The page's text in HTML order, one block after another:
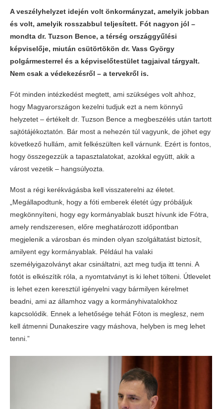
A veszélyhelyzet idején volt önkormányzat, amelyik jobban
és volt, amelyik rosszabbul teljesített. Fót nagyon jól –
mondta dr. Tuzson Bence, a térség országgyűlési
képviselője, miután csütörtökön dr. Vass György
polgármesterrel és a képviselőtestület tagjaival tárgyalt.
Nem csak a védekezésről – a tervekről is.
Fót minden intézkedést megtett, ami szükséges volt ahhoz,
hogy Magyarországon kezelni tudjuk ezt a nem könnyű
helyzetet – értékelt dr. Tuzson Bence a megbeszélés után tartott
sajtótájékoztatón. Bár most a nehezén túl vagyunk, de jöhet egy
következő hullám, amit felkészülten kell várnunk. Ezért is fontos,
hogy összegezzük a tapasztalatokat, azokkal együtt, akik a
várost vezetik – hangsúlyozta.
Most a régi kerékvágásba kell visszaterelni az életet.
„Megállapodtunk, hogy a fóti emberek életét úgy próbáljuk
megkönnyíteni, hogy egy kormányablak buszt hívunk ide Fótra,
amely rendszeresen, előre meghatározott időpontban
megjelenik a városban és minden olyan szolgáltatást biztosít,
amilyent egy kormányablak. Például ha valaki
személyigazolványt akar csináltatni, azt meg tudja itt tenni. A
fotót is elkészítik róla, a nyomtatványt is ki lehet tölteni. Útlevelet
is lehet ezen keresztül igényelni vagy bármilyen kérelmet
beadni, ami az államhoz vagy a kormányhivatalokhoz
kapcsolódik. Ennek a lehetősége tehát Fóton is meglesz, nem
kell átmenni Dunakeszire vagy máshova, helyben is meg lehet
tenni.”